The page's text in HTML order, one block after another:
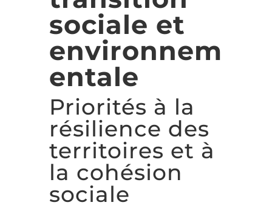
sociale et
environnem
entale
Priorités à la
résilience des
territoires et à
la cohésion
sociale